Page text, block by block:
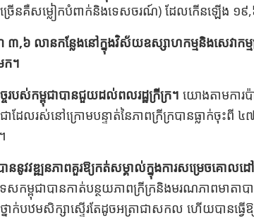
ច្រើនគឺសម្លៀកបំពាក់និងទេសចរណ៍) ដែលកើនឡើង ១៩,៦
៣,៦ លានកន្លែងនៅក្នុងវិស័យឧស្សាហកម្មនិងសេវាកម្
ក។
របស់កម្ពុជាបានជួយដល់ពលរដ្ឋក្រីក្រ។ យោងតាមការប៉
ជាដែលរស់នៅក្រោមបន្ទាត់នៃភាពក្រីក្របានធ្លាក់ចុះ
ាននូវវឌ្ឍនភាពគួរឱ្យកត់សម្គាល់ក្នុងការសម្រេចគោល
សកម្ពុជាបានកាត់បន្ថយភាពក្រីក្រនិងមរណភាពមាត
នាក់បឋមសិក្សាស្ទើរតែដូចអត្រាជាសកល​​ ហើយបានធ្វើឱ្